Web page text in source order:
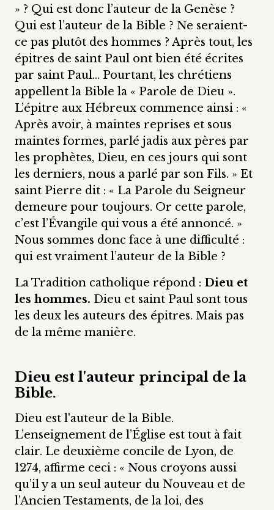
» ? Qui est donc l’auteur de la Genèse ?
Qui est l’auteur de la Bible ? Ne seraient-
ce pas plutôt des hommes ? Après tout, les
épitres de saint Paul ont bien été écrites
par saint Paul… Pourtant, les chrétiens
appellent la Bible la « Parole de Dieu ».
L’épitre aux Hébreux commence ainsi : «
Après avoir, à maintes reprises et sous
maintes formes, parlé jadis aux pères par
les prophètes, Dieu, en ces jours qui sont
les derniers, nous a parlé par son Fils. » Et
saint Pierre dit : « La Parole du Seigneur
demeure pour toujours. Or cette parole,
c’est l’Évangile qui vous a été annoncé. »
Nous sommes donc face à une difficulté :
qui est vraiment l’auteur de la Bible ?
La Tradition catholique répond : Dieu et
les hommes. Dieu et saint Paul sont tous
les deux les auteurs des épitres. Mais pas
de la même manière.
Dieu est l'auteur principal de la
Bible.
Dieu est l'auteur de la Bible.
L’enseignement de l’Église est tout à fait
clair. Le deuxième concile de Lyon, de
1274, affirme ceci : « Nous croyons aussi
qu’il y a un seul auteur du Nouveau et de
l’Ancien Testaments, de la loi, des